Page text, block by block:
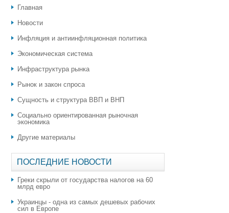
Главная
Новости
Инфляция и антиинфляционная политика
Экономическая система
Инфраструктура рынка
Рынок и закон спроса
Сущность и структура ВВП и ВНП
Социально ориентированная рыночная
экономика
Другие материалы
ПОСЛЕДНИЕ НОВОСТИ
Греки скрыли от государства налогов на 60
млрд евро
Украинцы - одна из самых дешевых рабочих
сил в Европе